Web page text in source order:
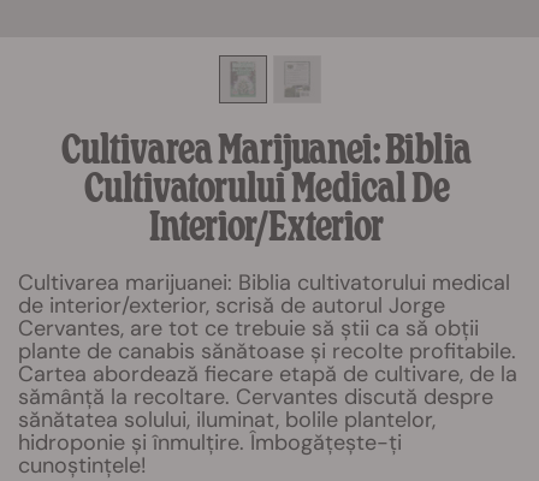
Cultivarea Marijuanei: Biblia
Cultivatorului Medical De
Interior/exterior
Cultivarea marijuanei: Biblia cultivatorului medical
de interior/exterior, scrisă de autorul Jorge
Cervantes, are tot ce trebuie să știi ca să obții
plante de canabis sănătoase și recolte profitabile.
Cartea abordează fiecare etapă de cultivare, de la
sămânță la recoltare. Cervantes discută despre
sănătatea solului, iluminat, bolile plantelor,
hidroponie și înmulțire. Îmbogățește-ți
cunoștințele!